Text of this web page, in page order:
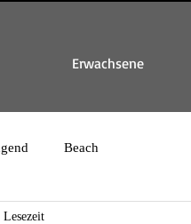
Erwachsene
Beach